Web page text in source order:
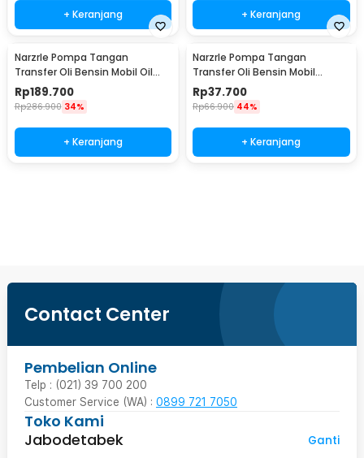
+ Keranjang + Keranjang
NarzrIe Pompa Tangan
Transfer Oli Bensin Mobil Oil
Extractor 1.5L - NC03
Rp189.700
Rp286.900 34%
+ Keranjang
NarzrIe Pompa Tangan
Transfer Oli Bensin Mobil
Extractor 200ml - NC25
Rp37.700
Rp66.900 44%
+ Keranjang
Contact Center
Pembelian Online
Telp : (021) 39 700 200
Customer Service (WA) : 0899 721 7050
Toko Kami
Jabodetabek
Ganti